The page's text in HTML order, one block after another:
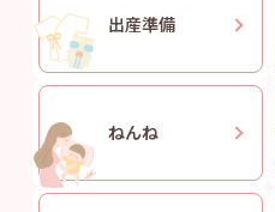
出産準備
ねんね